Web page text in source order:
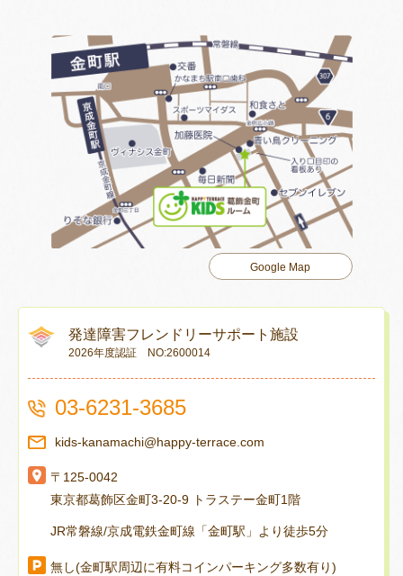
Google Map
発達障害フレンドリーサポート施設
2026年度認証 NO:2600014
03-6231-3685
kids-kanamachi@happy-terrace.com
〒125-0042
東京都葛飾区金町3-20-9 トラステー金町1階
JR常磐線/京成電鉄金町線「金町駅」より徒歩5分
無し(金町駅周辺に有料コインパーキング多数有り)